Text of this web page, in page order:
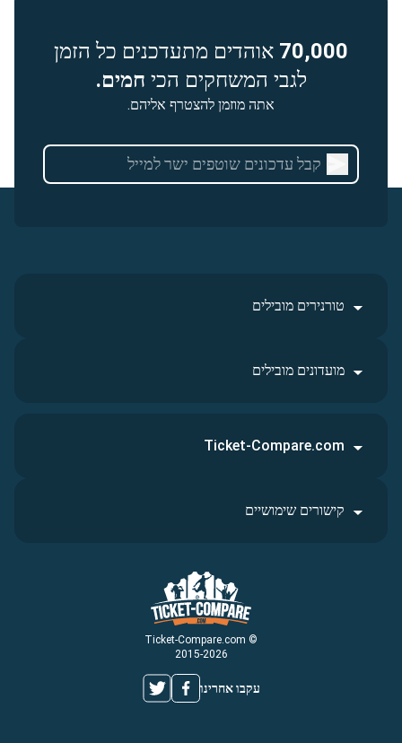
70,000 אוהדים מתעדכנים כל הזמן
לגבי המשחקים הכי חמים.
אתה מוזמן להצטרף אליהם.
טורנירים מובילים
מועדונים מובילים
© Ticket-Compare.com
2015-2026
עקבו אחרינו
Ticket-Compare.com
קישורים שימושיים